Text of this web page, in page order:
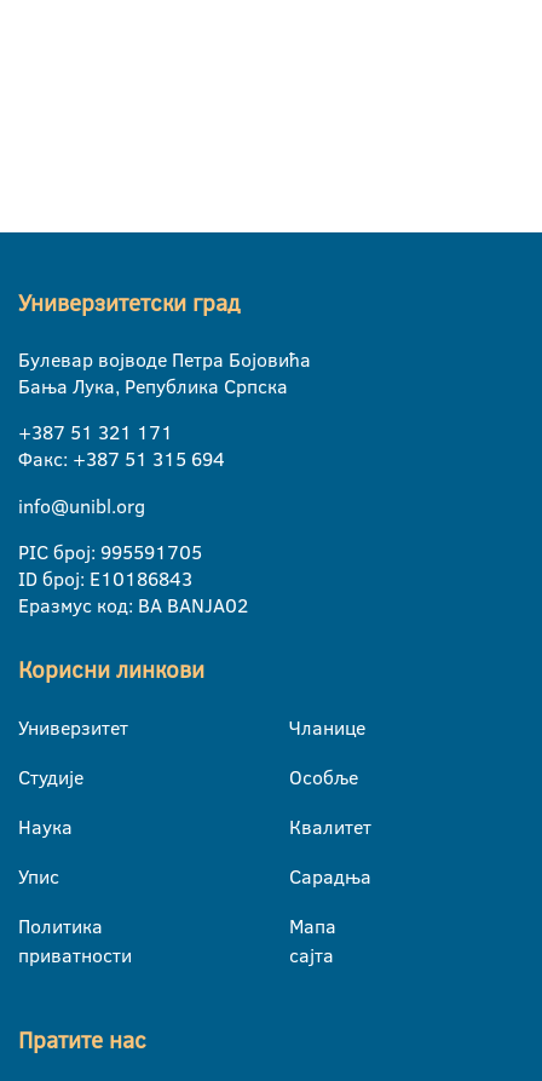
Универзитетски град
Булевар војводе Петра Бојовића
Бања Лука, Република Српска
+387 51 321 171
Факс: +387 51 315 694
info@unibl.org
PIC број: 995591705
ID број: E10186843
Еразмус код: BA BANJA02
Корисни линкови
Универзитет
Студије
Наука
Упис
Политика
приватности
Чланице
Особље
Квалитет
Сарадња
Мапа
сајта
Пратите нас